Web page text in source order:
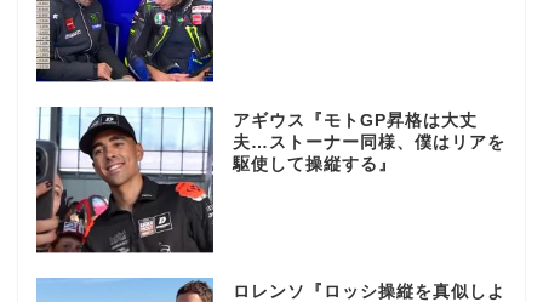
アギウス『モトGP昇格は大丈
夫…ストーナー同様、僕はリアを
駆使して操縦する』
ロレンソ『ロッシ操縦を真似しよ